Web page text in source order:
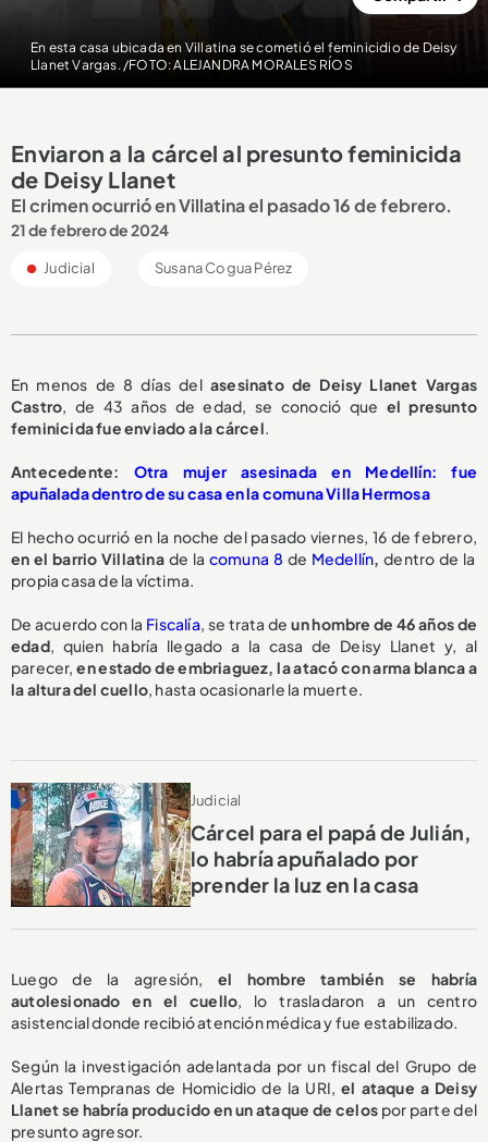
En esta casa ubicada en Villatina se cometió el feminicidio de Deisy
Llanet Vargas. /FOTO: ALEJANDRA MORALES RÍOS
Enviaron a la cárcel al presunto feminicida
de Deisy Llanet
El crimen ocurrió en Villatina el pasado 16 de febrero.
21 de febrero de 2024
Judicial Susana Cogua Pérez
En menos de 8 días del asesinato de Deisy Llanet Vargas
Castro, de 43 años de edad, se conoció que el presunto
feminicida fue enviado a la cárcel.
Antecedente: Otra mujer asesinada en Medellín: fue
apuñalada dentro de su casa en la comuna Villa Hermosa
El hecho ocurrió en la noche del pasado viernes, 16 de febrero,
en el barrio Villatina de la comuna 8 de Medellín,dentro de la
propia casa de la víctima.
De acuerdo con la Fiscalía, se trata deun hombre de 46 años de
edad, quien habría llegado a la casa de Deisy Llanet y, al
parecer,en estado de embriaguez, la atacó con arma blanca a
la altura del cuello, hasta ocasionarle la muerte.
Judicial
Cárcel para el papá de Julián,
lo habría apuñalado por
prender la luz en la casa
Luego de la agresión, el hombre también se habría
autolesionado en el cuello , lo trasladaron a un centro
asistencial donde recibió atención médica y fue estabilizado.
Según la investigación adelantada por un fiscal del Grupo de
Alertas Tempranas de Homicidio de la URI, el ataque a Deisy
Llanet se habría producido en un ataque de celos por parte del
presunto agresor.